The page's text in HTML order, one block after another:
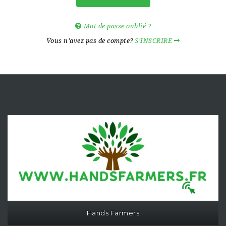
Mot de passe oublié ?
Vous n’avez pas de compte?S’INSCRIRE
Hands Farmers